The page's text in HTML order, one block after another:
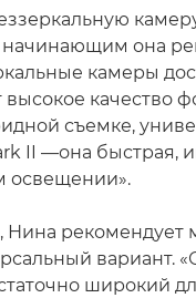
начинающим она
камеры
качество
съемке,
II —она быстрая,
освещении».
Нина рекомендует
вариант.
широкий